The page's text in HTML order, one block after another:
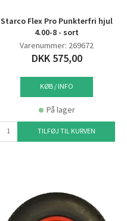
Starco Flex Pro Punkterfri hjul
4.00-8 - sort
Varenummer: 269672
DKK 575,00
KØB / INFO
På lager
TILFØJ TIL KURVEN